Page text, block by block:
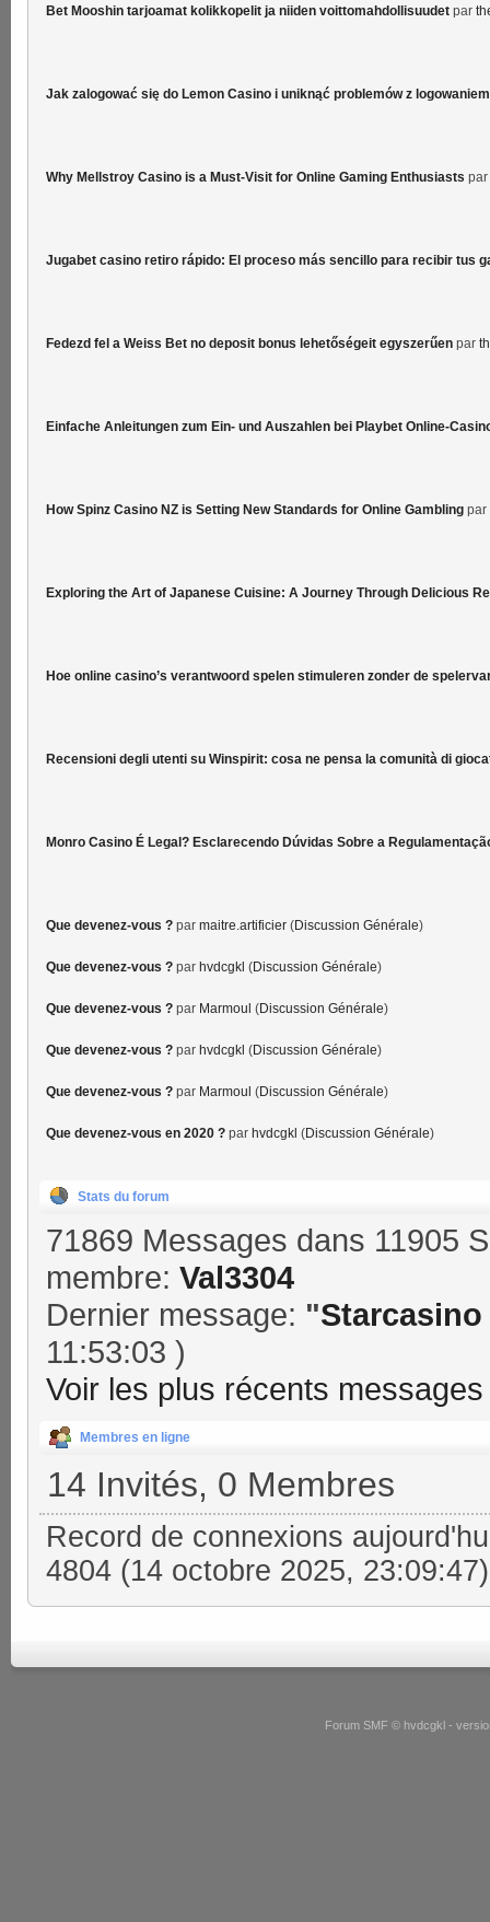
Bet Mooshin tarjoamat kolikkopelit ja niiden voittomahdollisuudet par
Jak zalogować się do Lemon Casino i uniknąć problemów z logowaniem
Why Mellstroy Casino is a Must-Visit for Online Gaming Enthusiasts par
Jugabet casino retiro rápido: El proceso más sencillo para recibir tus
Fedezd fel a Weiss Bet no deposit bonus lehetőségeit egyszerűen par
Einfache Anleitungen zum Ein- und Auszahlen bei Playbet Online-
How Spinz Casino NZ is Setting New Standards for Online Gambling par
Exploring the Art of Japanese Cuisine: A Journey Through Delicious
Hoe online casino’s verantwoord spelen stimuleren zonder de
Recensioni degli utenti su Winspirit: cosa ne pensa la comunità di
Monro Casino É Legal? Esclarecendo Dúvidas Sobre a
Que devenez-vous ? par maitre.artificier (Discussion Générale)
Que devenez-vous ? par hvdcgkl (Discussion Générale)
Que devenez-vous ? par Marmoul (Discussion Générale)
Que devenez-vous ? par hvdcgkl (Discussion Générale)
Que devenez-vous ? par Marmoul (Discussion Générale)
Que devenez-vous en 2020 ? par hvdcgkl (Discussion Générale)
Stats du forum
71869 Messages dans 11905
membre: Val3304
Dernier message: "
11:53:03 )
Voir les plus récents
Membres en ligne
14 Invités, 0 Membres
Record de connexions
4804 (14 octobre 2025, 23:09:47)
Forum SMF © hvdcgkl -